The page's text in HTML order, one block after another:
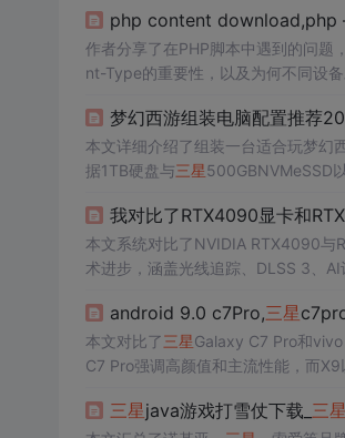
php content download,php
作者分享了在PHP脚本中遇到的问题
nt-Type的重要性，以及为何不同设
梦幻西游组装电脑配置推荐
本文详细介绍了组装一台适合玩梦
据1TB硬盘与三星500GBNVMeSSD
我对比了RTX4090显卡和
本文系统对比了NVIDIA RTX4090与
术进步，涵盖光线追踪、DLSS 3、
android 9.0 c7Pro,三星
本文对比了三星Galaxy C7 Pro和
C7 Pro强调高颜值和主流性能，而X9
三星java游戏打雪仗下载_ 三星